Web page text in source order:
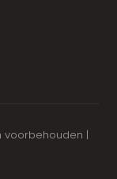
voorbehouden |